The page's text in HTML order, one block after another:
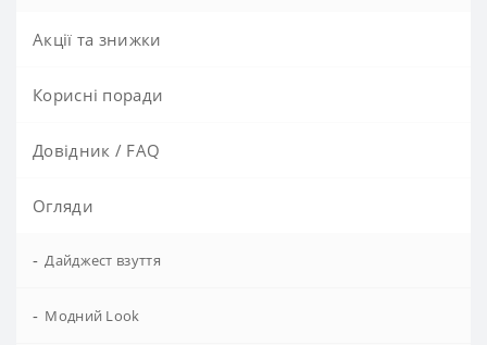
Акції та знижки
Корисні поради
Довідник / FAQ
Огляди
- Дайджест взуття
- Модний Look